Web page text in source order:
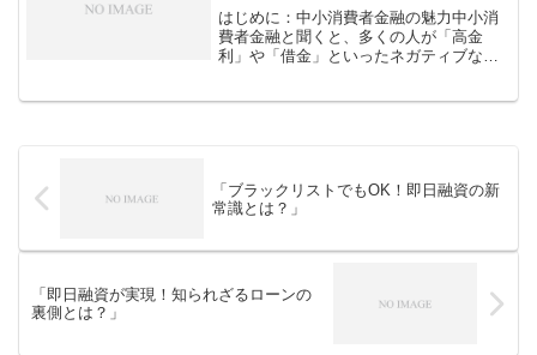
はじめに：中小消費者金融の魅力中小消
費者金融と聞くと、多くの人が「高金
利」や「借金」といったネガティブなイ
「ブラックリストでもOK！即日融資の新
常識とは？」
「即日融資が実現！知られざるローンの
裏側とは？」